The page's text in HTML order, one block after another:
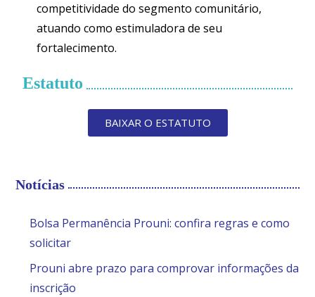
competitividade do segmento comunitário,
atuando como estimuladora de seu
fortalecimento.
Estatuto
BAIXAR O ESTATUTO
Notícias
Bolsa Permanência Prouni: confira regras e como
solicitar
Prouni abre prazo para comprovar informações da
inscrição